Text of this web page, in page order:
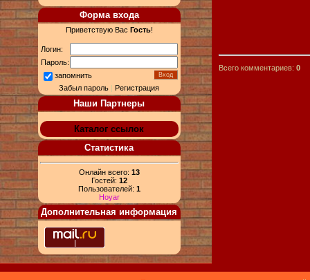
Форма входа
Приветствую Вас Гость!
Логин:
Пароль:
запомнить
Забыл пароль |Регистрация
Наши Партнеры
Каталог ссылок
Статистика
Онлайн всего: 13
Гостей: 12
Пользователей: 1
Hoyar
Дополнительная информация
Всего комментариев: 0